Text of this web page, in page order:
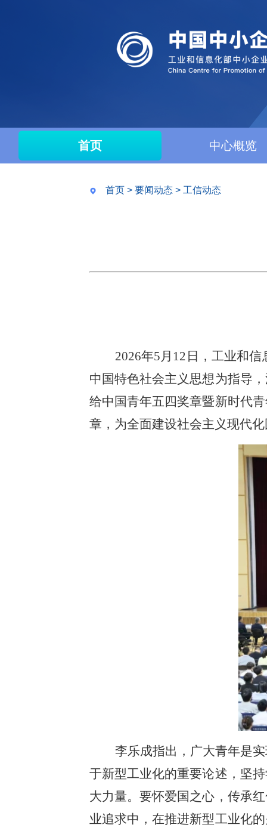
首页 中心概览
首页 > 要闻动态 > 工信动态
2026年5月12日，工业和
中国特色社会主义思想为指导
给中国青年五四奖章暨新时代
章，为全面建设社会主义现代
李乐成指出，广大青年是
于新型工业化的重要论述，坚
大力量。要怀爱国之心，传承
业追求中，在推进新型工业化